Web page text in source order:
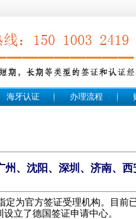
海牙认证 办理流程
、沈阳、深圳、济南、
为官方签证受理机构。目前
立了德国签证申请中心。